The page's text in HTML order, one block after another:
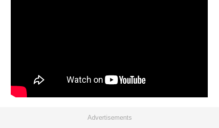
Advertisements